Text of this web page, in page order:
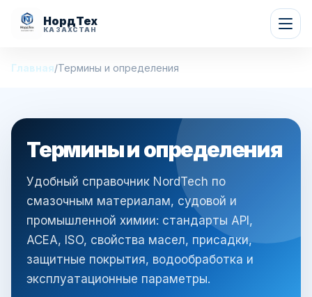
НордТех
КАЗАХСТАН
Главная/Термины и определения
Термины и определения
Удобный справочник NordTech по
смазочным материалам, судовой и
промышленной химии: стандарты API,
ACEA, ISO, свойства масел, присадки,
защитные покрытия, водообработка и
эксплуатационные параметры.